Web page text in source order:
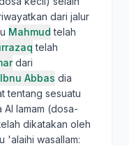
dari jalur
Mahmud telah
telah
dari
Ibnu Abbas dia
tentang sesuatu
lamam (dosa-
dikatakan oleh
'alaihi wasallam: